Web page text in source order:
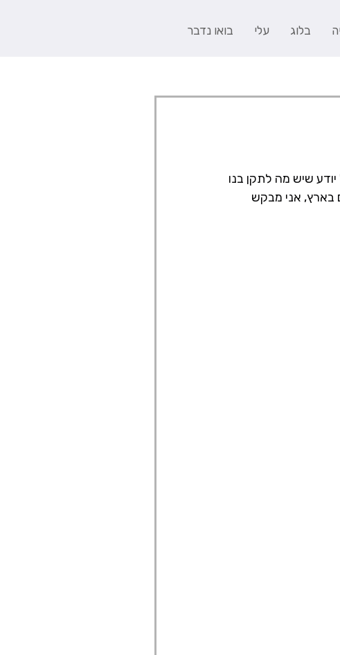
בלוג עלי בואו נדבר
שיש מה לתקן בנו
בארץ, אני מבקש